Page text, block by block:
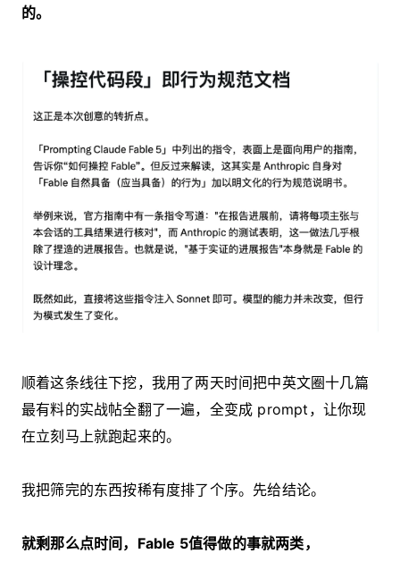
的。
顺着这条线往下挖，我用了两天时间把中英文圈十几篇
最有料的实战帖全翻了一遍，全变成 prompt，让你现
在立刻马上就跑起来的。
我把筛完的东西按稀有度排了个序。先给结论。
就剩那么点时间，Fable 5值得做的事就两类，